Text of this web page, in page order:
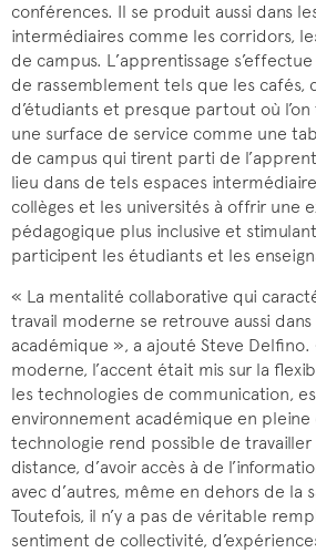
conférences. Il se produit aussi dans
intermédiaires comme les corridors,
de campus. L’apprentissage
de rassemblement tels que les cafés,
d’étudiants et presque partout où
une surface de service comme une
de campus qui tirent parti de
lieu dans de tels espaces
collèges et les universités à offrir une
pédagogique plus inclusive et
participent les étudiants et les
« La mentalité collaborative qui
travail moderne se retrouve aussi dans
académique », a ajouté Steve
moderne, l’accent était mis sur la
les technologies de communication,
environnement académique en pleine
technologie rend possible de travailler
distance, d’avoir accès à de
avec d’autres, même en dehors de la
Toutefois, il n’y a pas de véritable
sentiment de collectivité,